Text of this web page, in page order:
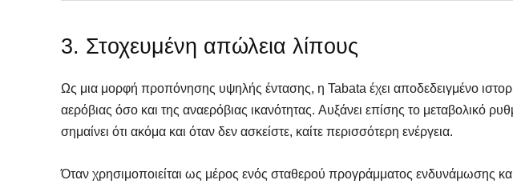
3. Στοχευμένη απώλεια λίπους
Ως μια μορφή προπόνησης υψηλής έντασης, η Tabata έχει αποδεδειγμένο
αερόβιας όσο και της αναερόβιας ικανότητας. Αυξάνει επίσης το μεταβολικό
σημαίνει ότι ακόμα και όταν δεν ασκείστε, καίτε περισσότερη ενέργεια.
Όταν χρησιμοποιείται ως μέρος ενός σταθερού προγράμματος ενδυνάμωσης